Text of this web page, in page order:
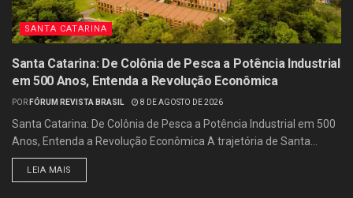
SANTA CATARINA
Santa Catarina: De Colônia de Pesca a Potência Industrial
em 500 Anos, Entenda a Revolução Econômica
POR FÓRUM REVISTA BRASIL 8 DE AGOSTO DE 2026
Santa Catarina: De Colônia de Pesca a Potência Industrial em 500
Anos, Entenda a Revolução Econômica A trajetória de Santa...
LEIA MAIS